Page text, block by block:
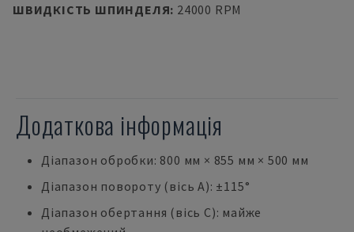
ШВИДКІСТЬ ШПИНДЕЛЯ: 24000 RPM
Додаткова інформація
Діапазон обробки: 800 мм × 855 мм × 500 мм
Діапазон повороту (вісь А): ±115°
Діапазон обертання (вісь С): майже